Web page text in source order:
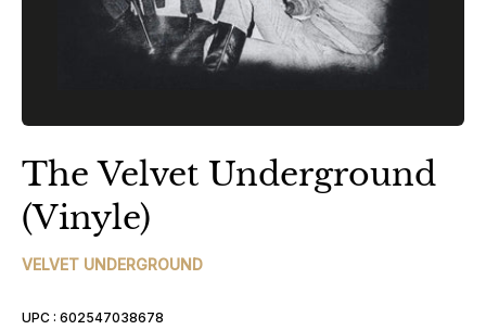
The Velvet Underground
(Vinyle)
VELVET UNDERGROUND
UPC : 602547038678